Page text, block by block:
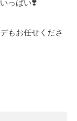
もお任せくださ